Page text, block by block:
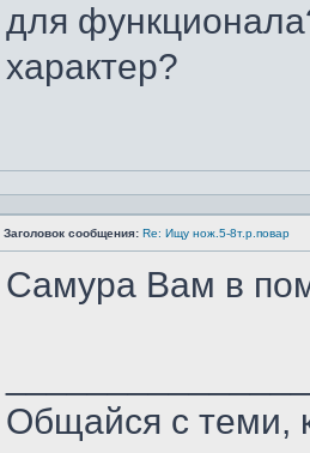
для
характер?
Заголовок сообщения: Re: Ищу нож.5-8т.р.повар
Самура Вам в
Общайся с теми,